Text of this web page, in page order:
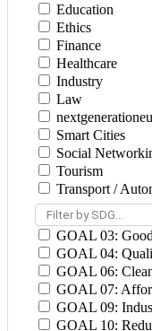
Education
Ethics
Finance
Healthcare
Industry
Law
nextgenerationeu
Smart Cities
Social
Tourism
Transport /
Filter by SDG...
GOAL 03:
GOAL 04:
GOAL 06:
GOAL 07:
GOAL 09:
GOAL 10: